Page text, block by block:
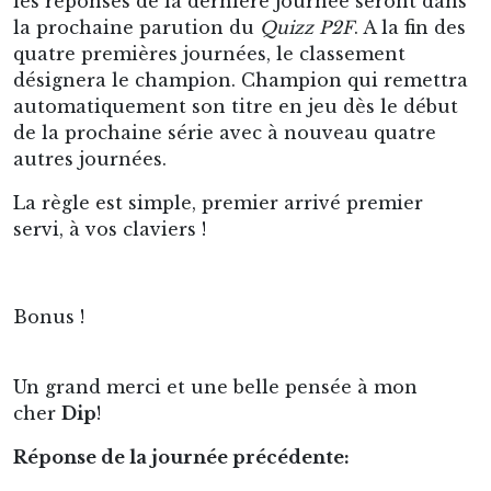
la prochaine parution du Quizz P2F. A la fin des
quatre premières journées, le classement
désignera le champion. Champion qui remettra
automatiquement son titre en jeu dès le début
de la prochaine série avec à nouveau quatre
autres journées.
La règle est simple, premier arrivé premier
servi, à vos claviers !
Bonus !
Un grand merci et une belle pensée à mon
cher Dip!
Réponse de la journée précédente: